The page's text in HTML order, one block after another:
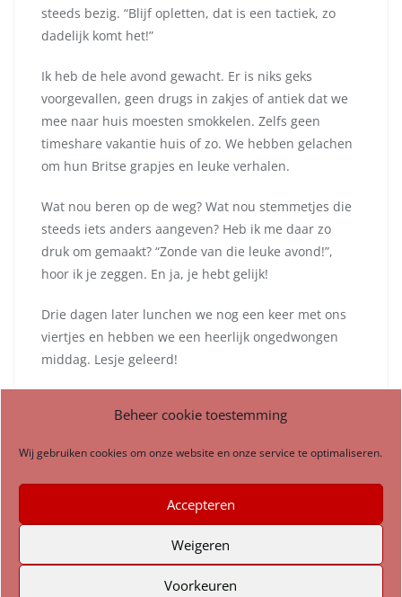
Beheer cookie toestemming
Wij gebruiken cookies om onze website en onze service te optimaliseren.
Accepteren
Weigeren
Voorkeuren
steeds bezig. “Blijf opletten, dat is een tactiek, zo
dadelijk komt het!”
Ik heb de hele avond gewacht. Er is niks geks
voorgevallen, geen drugs in zakjes of antiek dat we
mee naar huis moesten smokkelen. Zelfs geen
timeshare vakantie huis of zo. We hebben gelachen
om hun Britse grapjes en leuke verhalen.
Wat nou beren op de weg? Wat nou stemmetjes die
steeds iets anders aangeven? Heb ik me daar zo
druk om gemaakt? “Zonde van die leuke avond!”,
hoor ik je zeggen. En ja, je hebt gelijk!
Drie dagen later lunchen we nog een keer met ons
viertjes en hebben we een heerlijk ongedwongen
middag. Lesje geleerd!
Home Verhalenverteller
Nieuws & Agenda
Contactgegevens